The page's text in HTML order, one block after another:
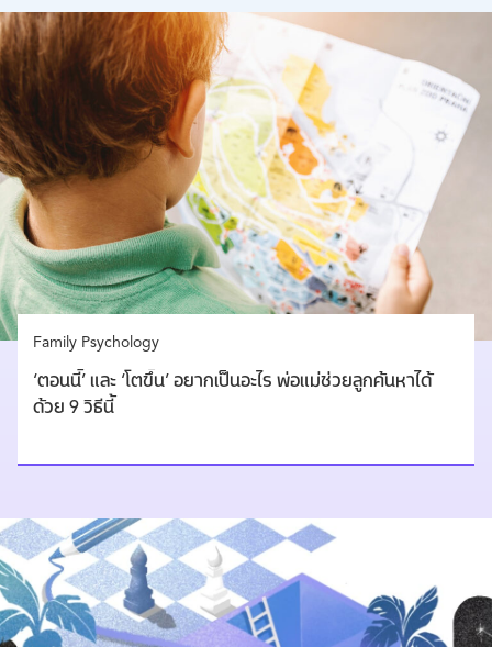
Family Psychology
‘ตอนนี้’ และ ‘โตขึ้น’ อยากเป็นอะไร พ่อแม่ช่วยลูกค้นหาได้
ด้วย 9 วิธีนี้